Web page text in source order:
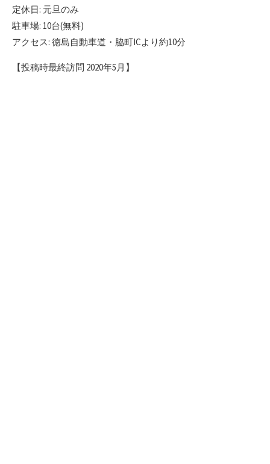
定休日: 元旦のみ
駐車場: 10台(無料)
アクセス: 徳島自動車道・脇町ICより約10分
【投稿時最終訪問 2020年5月】